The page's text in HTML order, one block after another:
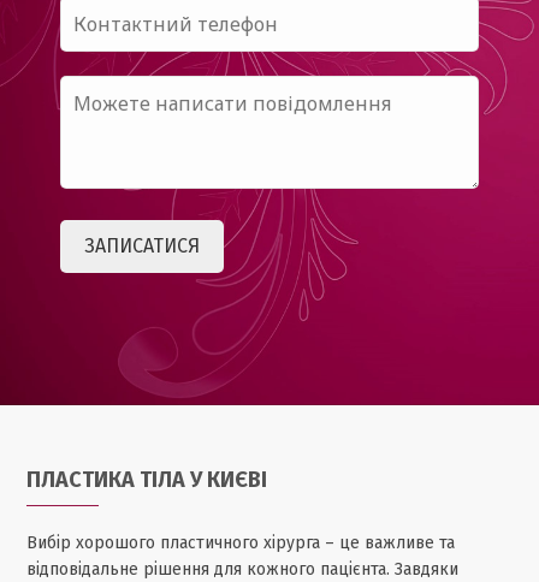
ПЛАСТИКА ТІЛА У КИЄВІ
Вибір хорошого пластичного хірурга – це важливе та
відповідальне рішення для кожного пацієнта. Завдяки